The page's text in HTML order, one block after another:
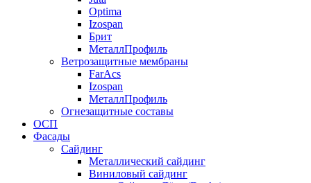
Optima
Izospan
Брит
МеталлПрофиль
Ветрозащитные мембраны
FarAcs
Izospan
МеталлПрофиль
Огнезащитные составы
ОСП
Фасады
Сайдинг
Металлический сайдинг
Виниловый сайдинг